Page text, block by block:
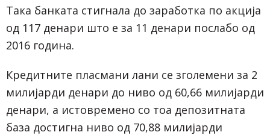
Така банката стигнала до заработка по акција
од 117 денари што е за 11 денари послабо од
2016 година.
Кредитните пласмани лани се зголемени за 2
милијарди денари до ниво од 60,66 милијарди
денари, а истовремено со тоа депозитната
база достигна ниво од 70,88 милијарди